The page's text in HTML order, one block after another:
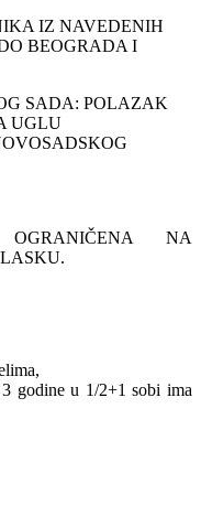
IZ NAVEDENIH
BEOGRADA I
SADA: POLAZAK
UGLU
NA
godine u 1/2+1 sobi ima